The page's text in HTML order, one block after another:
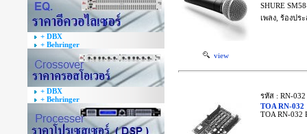
+ DBX
+ Behringer
+ DBX
+ Behringer
view
SHURE
เพลง, ร้องปร
รหัส : RN-032
TOA RN-032
TOA RN-032